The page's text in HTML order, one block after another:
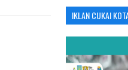
IKLAN CUKAI